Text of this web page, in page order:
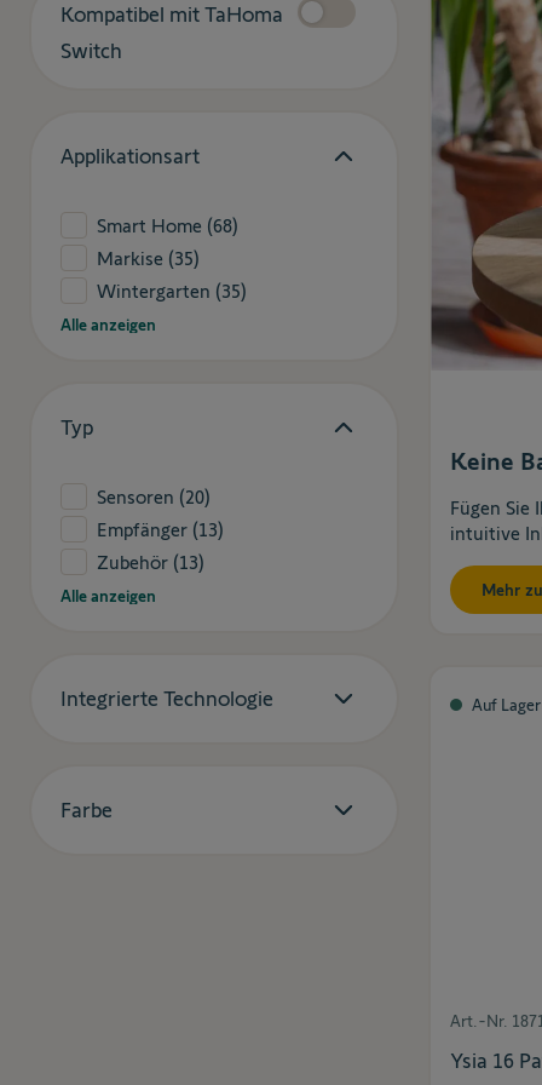
Kompatibel mit TaHoma
Switch
Applikationsart
Smart Home (68)
Markise (35)
Wintergarten (35)
Alle anzeigen
Typ
Sensoren (20)
Empfänger (13)
Zubehör (13)
Alle anzeigen
Integrierte Technologie
Farbe
Keine
Fügen Sie
intuitive
Mehr
Auf Lager
Art.-Nr.
Ysia 16